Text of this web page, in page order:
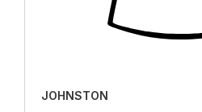
JOHNSTON